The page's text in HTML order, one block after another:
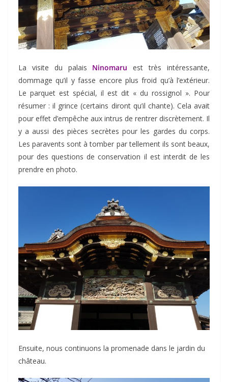
La visite du palais Ninomaru
est très intéressante,
dommage qu’il y fasse encore plus froid qu’à l’extérieur.
Le parquet est spécial, il est dit « du rossignol ». Pour
résumer : il grince (certains diront qu’il chante). Cela avait
pour effet d’empêche aux intrus de rentrer discrètement. Il
y a aussi des pièces secrètes pour les gardes du corps.
Les paravents sont à tomber par tellement ils sont beaux,
pour des questions de conservation il est interdit de les
prendre en photo.
Ensuite, nous continuons la promenade dans le jardin du
château.